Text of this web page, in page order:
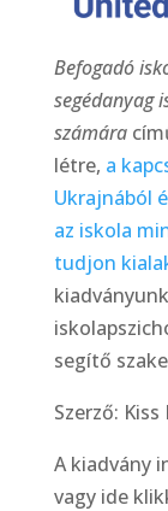
Befogadó
segédanyag
számára
létre, a
Ukrajnából
az iskola
tudjon
segítő
Szerző: Kiss
A kiadvány
vagy ide